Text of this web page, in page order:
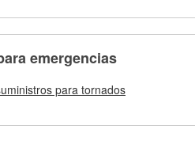
emergencias
para tornados